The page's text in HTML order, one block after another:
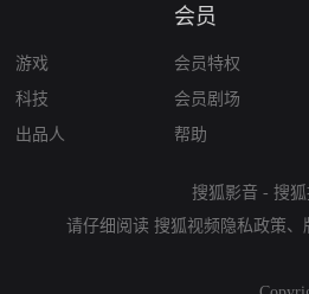
游戏
科技
出品人
会员
会员特权
会员剧场
帮助
搜狐影音 - 搜
请仔细阅读 搜狐视频隐私政策、